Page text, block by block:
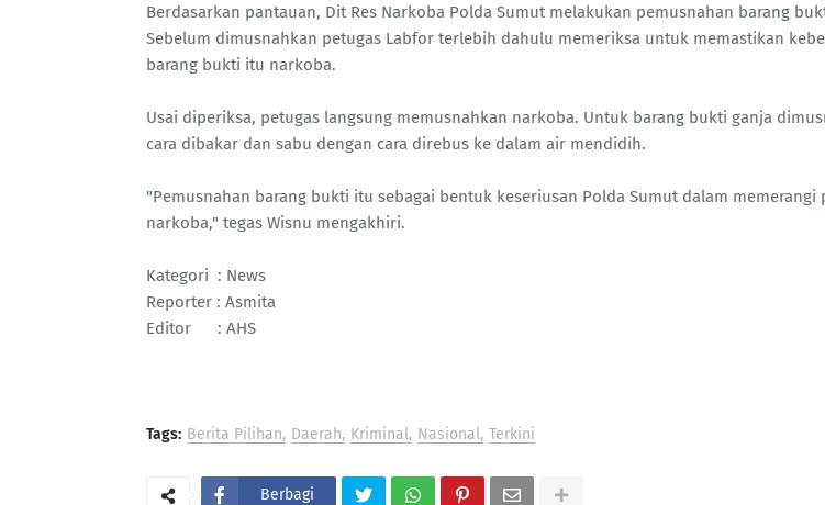
Berdasarkan pantauan, Dit Res Narkoba Polda Sumut melakukan pemusnahan barang
Sebelum dimusnahkan petugas Labfor terlebih dahulu memeriksa untuk memastikan
barang bukti itu narkoba.
Usai diperiksa, petugas langsung memusnahkan narkoba. Untuk barang bukti ganja
cara dibakar dan sabu dengan cara direbus ke dalam air mendidih.
"Pemusnahan barang bukti itu sebagai bentuk keseriusan Polda Sumut dalam memerangi
narkoba," tegas Wisnu mengakhiri.
Kategori : News
Reporter : Asmita
Editor : AHS
Tags: Berita Pilihan Daerah Kriminal Nasional Terkini
Berbagi